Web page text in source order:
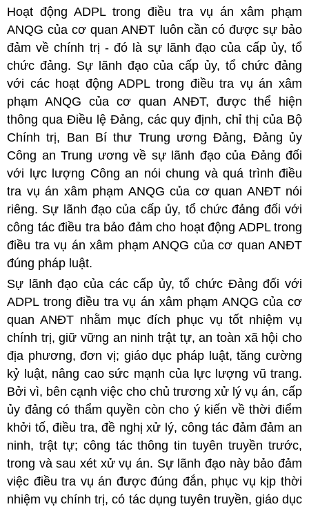
Hoạt động ADPL trong điều tra vụ án xâm phạm
ANQG của cơ quan ANĐT luôn cần có được sự bảo
đảm về chính trị - đó là sự lãnh đạo của cấp ủy, tổ
chức đảng. Sự lãnh đạo của cấp ủy, tổ chức đảng
với các hoạt động ADPL trong điều tra vụ án xâm
phạm ANQG của cơ quan ANĐT, được thể hiện
thông qua Điều lệ Đảng, các quy định, chỉ thị của Bộ
Chính trị, Ban Bí thư Trung ương Đảng, Đảng ủy
Công an Trung ương về sự lãnh đạo của Đảng đối
với lực lượng Công an nói chung và quá trình điều
tra vụ án xâm phạm ANQG của cơ quan ANĐT nói
riêng. Sự lãnh đạo của cấp ủy, tổ chức đảng đối với
công tác điều tra bảo đảm cho hoạt động ADPL trong
điều tra vụ án xâm phạm ANQG của cơ quan ANĐT
đúng pháp luật.
Sự lãnh đạo của các cấp ủy, tổ chức Đảng đối với
ADPL trong điều tra vụ án xâm phạm ANQG của cơ
quan ANĐT nhằm mục đích phục vụ tốt nhiệm vụ
chính trị, giữ vững an ninh trật tự, an toàn xã hội cho
địa phương, đơn vị; giáo dục pháp luật, tăng cường
kỷ luật, nâng cao sức mạnh của lực lượng vũ trang.
Bởi vì, bên cạnh việc cho chủ trương xử lý vụ án, cấp
ủy đảng có thẩm quyền còn cho ý kiến về thời điểm
khởi tố, điều tra, đề nghị xử lý, công tác đảm đảm an
ninh, trật tự; công tác thông tin tuyên truyền trước,
trong và sau xét xử vụ án. Sự lãnh đạo này bảo đảm
việc điều tra vụ án được đúng đắn, phục vụ kịp thời
nhiệm vụ chính trị, có tác dụng tuyên truyền, giáo dục